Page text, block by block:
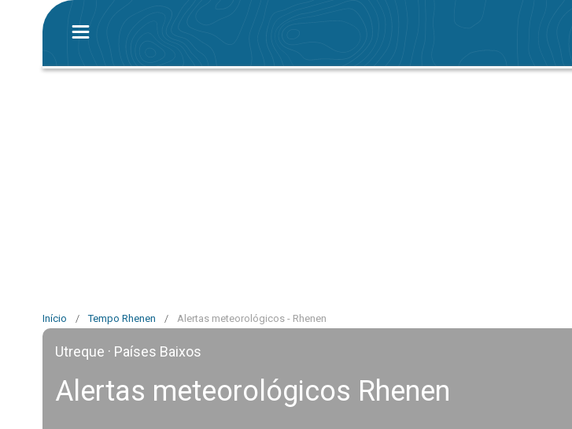
Início / Tempo Rhenen / Alertas meteorológicos - Rhenen
Utreque · Países Baixos
Alertas meteorológicos Rhenen